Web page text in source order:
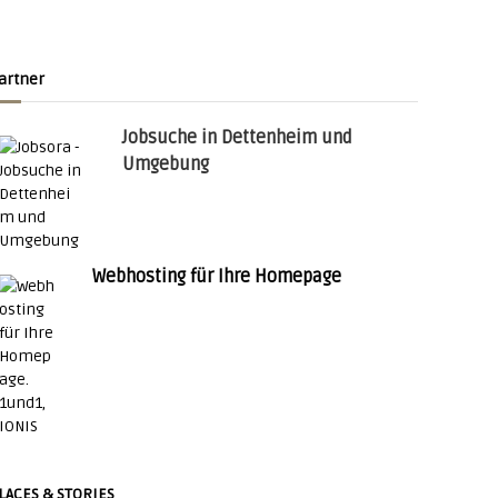
Jobsuche in Dettenheim und
Umgebung
Webhosting für Ihre Homepage
& STORIES